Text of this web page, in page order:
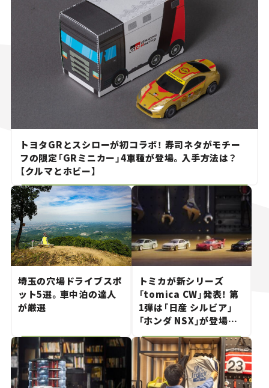
トヨタGRとスシローが初コラボ！ 寿司ネタがモチー
フの限定「GRミニカー」4車種が登場。入手方法は？
【クルマとホビー】
埼玉の穴場ドライブスポ
ット5選。車中泊の達人
が厳選
トミカが新シリーズ
「tomica CW」発表！ 第
1弾は「日産 シルビア」
「ホンダ NSX」が登場。
世界が注目す
る“JDM"に焦点【クルマ
とホビー】